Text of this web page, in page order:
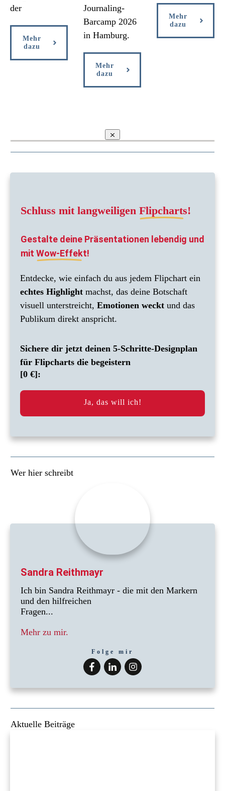
der
Mehr
dazu
Journaling-
Barcamp 2026
in Hamburg.
Mehr
dazu
Mehr
dazu
Schluss mit langweiligen Flipcharts!
Gestalte deine Präsentationen lebendig und
mit Wow-Effekt!
Entdecke, wie einfach du aus jedem Flipchart ein
echtes Highlight machst, das deine Botschaft
visuell unterstreicht, Emotionen weckt und das
Publikum direkt anspricht.
Sichere dir jetzt deinen 5-Schritte-Designplan
für Flipcharts die begeistern
[0 €]:
Ja, das will ich!
Wer hier schreibt
Sandra Reithmayr
Ich bin Sandra Reithmayr - die mit den Markern
und den hilfreichen
Fragen...
Mehr zu mir.
Folge mir
Aktuelle Beiträge